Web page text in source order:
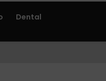
Dental